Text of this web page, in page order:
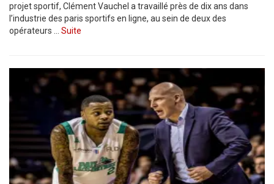
projet sportif, Clément Vauchel a travaillé près de dix ans dans
l’industrie des paris sportifs en ligne, au sein de deux des
opérateurs … Suite